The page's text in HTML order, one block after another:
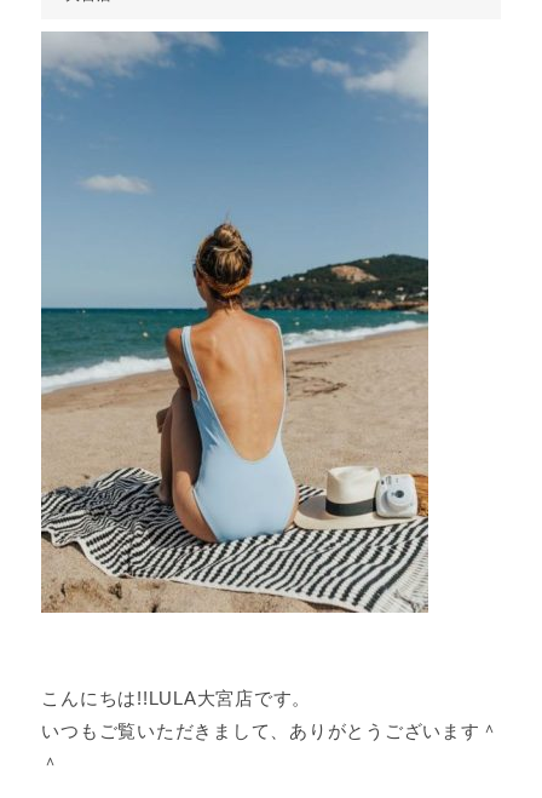
こんにちは!!LULA大宮店です。
いつもご覧いただきまして、ありがとうございます＾
＾